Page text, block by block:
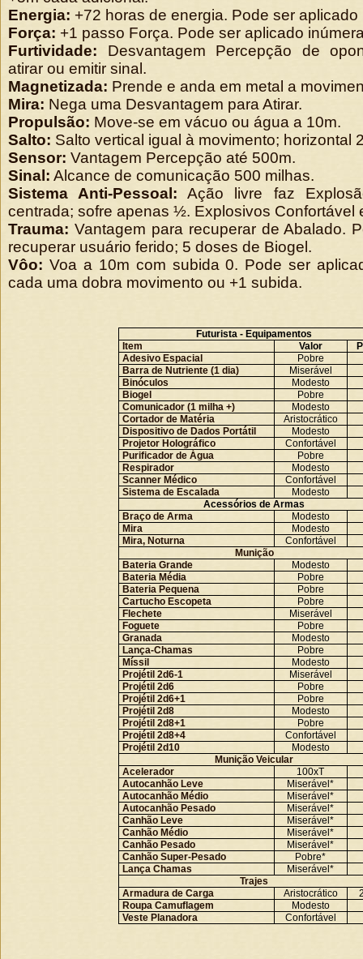
Energia: +72 horas de energia. Pode ser
Força: +1 passo Força. Pode ser aplicado
Furtividade: Desvantagem Percepção de
atirar ou emitir sinal.
Magnetizada: Prende e anda em metal a
Mira: Nega uma Desvantagem para Atirar.
Propulsão: Move-se em vácuo ou água a 10m.
Salto: Salto vertical igual à movimento; horizontal
Sensor: Vantagem Percepção até 500m.
Sinal: Alcance de comunicação 500 milhas.
Sistema Anti-Pessoal: Ação livre faz
centrada; sofre apenas ½. Explosivos Confortável
Trauma: Vantagem para recuperar de Abalado.
recuperar usuário ferido; 5 doses de Biogel.
Vôo: Voa a 10m com subida 0. Pode ser
cada uma dobra movimento ou +1 subida.
Futurista - Equipamentos
Item
Valor
Adesivo Espacial
Pobre
Barra de Nutriente (1 dia)
Miserável
Binóculos
Modesto
Biogel
Pobre
Comunicador (1 milha +)
Modesto
Cortador de Matéria
Aristocrático
Dispositivo de Dados Portátil
Modesto
Projetor Holográfico
Confortável
Purificador de Água
Pobre
Respirador
Modesto
Scanner Médico
Confortável
Sistema de Escalada
Modesto
Acessórios de Armas
Braço de Arma
Modesto
Mira
Modesto
Mira, Noturna
Confortável
Munição
Bateria Grande
Modesto
Bateria Média
Pobre
Bateria Pequena
Pobre
Cartucho Escopeta
Pobre
Flechete
Miserável
Foguete
Pobre
Granada
Modesto
Lança-Chamas
Pobre
Míssil
Modesto
Projétil 2d6-1
Miserável
Projétil 2d6
Pobre
Projétil 2d6+1
Pobre
Projétil 2d8
Modesto
Projétil 2d8+1
Pobre
Projétil 2d8+4
Confortável
Projétil 2d10
Modesto
Munição Veicular
Acelerador
100xT
Autocanhão Leve
Miserável*
Autocanhão Médio
Miserável*
Autocanhão Pesado
Miserável*
Canhão Leve
Miserável*
Canhão Médio
Miserável*
Canhão Pesado
Miserável*
Canhão Super-Pesado
Pobre*
Lança Chamas
Miserável*
Trajes
Armadura de Carga
Aristocrático
Roupa Camuflagem
Modesto
Veste Planadora
Confortável